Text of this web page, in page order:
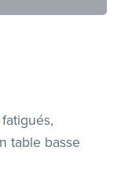
table basse